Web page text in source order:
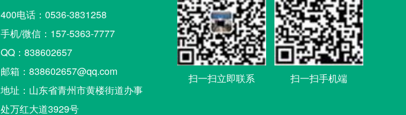
400电话：0536-3831258
手机/微信：157-5363-7777
QQ：838602657
邮箱：838602657@qq.com
地址：山东省青州市黄楼街道办事
处万红大道3929号
扫一扫立即联系 扫一扫手机端